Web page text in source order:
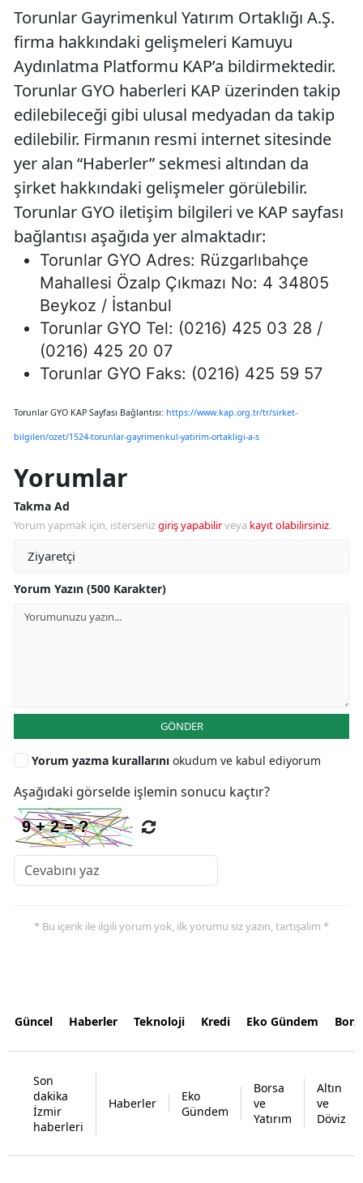
Torunlar Gayrimenkul Yatırım Ortaklığı A.Ş.
firma hakkındaki gelişmeleri Kamuyu
Aydınlatma Platformu KAP’a bildirmektedir.
Torunlar GYO haberleri KAP üzerinden takip
edilebileceği gibi ulusal medyadan da takip
edilebilir. Firmanın resmi internet sitesinde
yer alan “Haberler” sekmesi altından da
şirket hakkındaki gelişmeler görülebilir.
Torunlar GYO iletişim bilgileri ve KAP sayfası
bağlantısı aşağıda yer almaktadır:
Torunlar GYO Adres: Rüzgarlıbahçe
Mahallesi Özalp Çıkmazı No: 4 34805
Beykoz / İstanbul
Torunlar GYO Tel: (0216) 425 03 28 /
(0216) 425 20 07
Torunlar GYO Faks: (0216) 425 59 57
Torunlar GYO KAP Sayfası Bağlantısı: https://www.kap.org.tr/tr/sirket-
bilgileri/ozet/1524-torunlar-gayrimenkul-yatirim-ortakligi-a-s
Yorumlar
Takma Ad
Yorum yapmak için, istersenizgiriş yapabilirveya kayıt olabilirsiniz.
Yorum Yazın (500 Karakter)
GÖNDER
Yorum yazma kurallarını okudum ve kabul ediyorum
Aşağıdaki görselde işlemin sonucu kaçtır?
* Bu içerik ile ilgili yorum yok, ilk yorumu siz yazın, tartışalım *
Güncel Haberler Teknoloji Kredi Eko Gündem
Son
dakika
İzmir
haberleri
Haberler
Eko
Gündem
Borsa
ve
Yatırım
Altın
ve
Döviz